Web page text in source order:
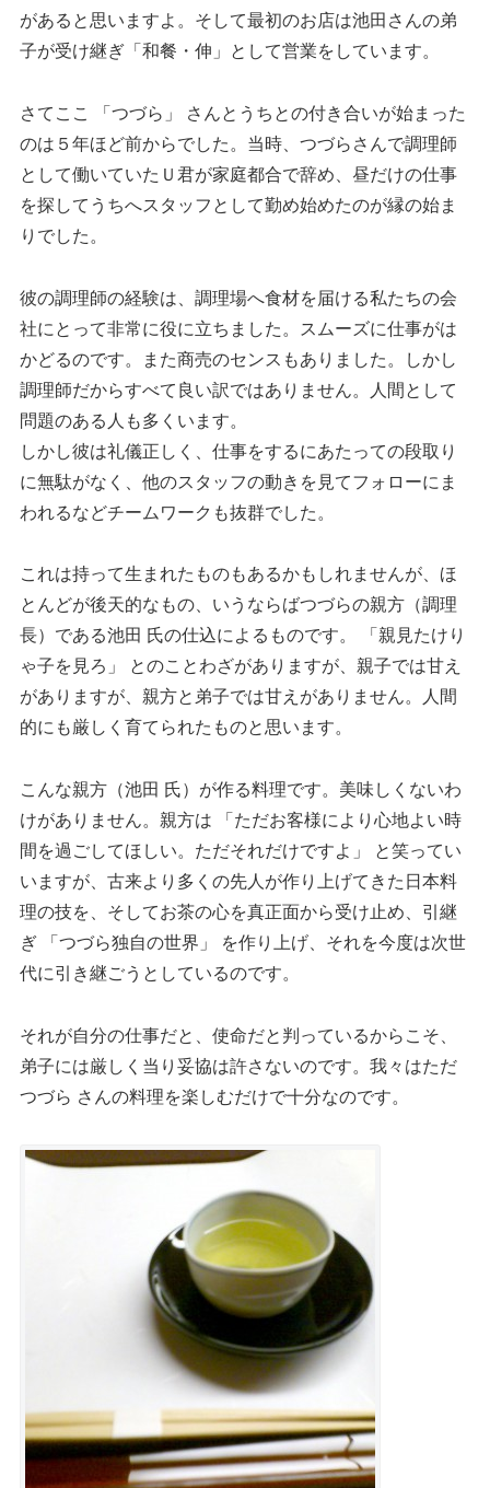
があると思いますよ。そして最初のお店は池田さんの弟
子が受け継ぎ「和餐・伸」として営業をしています。
さてここ 「つづら」 さんとうちとの付き合いが始まった
のは５年ほど前からでした。当時、つづらさんで調理師
として働いていたＵ君が家庭都合で辞め、昼だけの仕事
を探してうちへスタッフとして勤め始めたのが縁の始ま
りでした。
彼の調理師の経験は、調理場へ食材を届ける私たちの会
社にとって非常に役に立ちました。スムーズに仕事がは
かどるのです。また商売のセンスもありました。しかし
調理師だからすべて良い訳ではありません。人間として
問題のある人も多くいます。
しかし彼は礼儀正しく、仕事をするにあたっての段取り
に無駄がなく、他のスタッフの動きを見てフォローにま
われるなどチームワークも抜群でした。
これは持って生まれたものもあるかもしれませんが、ほ
とんどが後天的なもの、いうならばつづらの親方（調理
長）である池田 氏の仕込によるものです。 「親見たけり
ゃ子を見ろ」 とのことわざがありますが、親子では甘え
がありますが、親方と弟子では甘えがありません。人間
的にも厳しく育てられたものと思います。
こんな親方（池田 氏）が作る料理です。美味しくないわ
けがありません。親方は 「ただお客様により心地よい時
間を過ごしてほしい。ただそれだけですよ」 と笑ってい
いますが、古来より多くの先人が作り上げてきた日本料
理の技を、そしてお茶の心を真正面から受け止め、引継
ぎ 「つづら独自の世界」 を作り上げ、それを今度は次世
代に引き継ごうとしているのです。
それが自分の仕事だと、使命だと判っているからこそ、
弟子には厳しく当り妥協は許さないのです。我々はただ
つづら さんの料理を楽しむだけで十分なのです。